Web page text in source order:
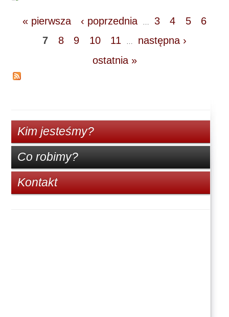
« pierwsza ‹ poprzednia 3 4 5
6
7
8 9 10 11 …
następna ›
ostatnia »
Kim jesteśmy?
Co robimy?
Kontakt